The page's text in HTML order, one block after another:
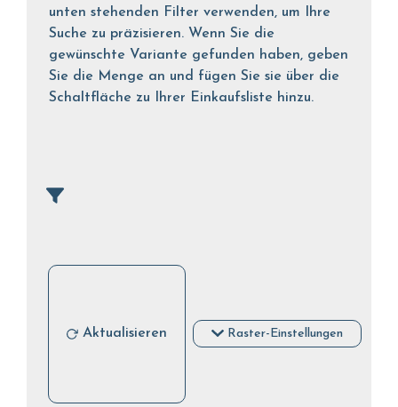
unten stehenden Filter verwenden, um Ihre
Suche zu präzisieren. Wenn Sie die
gewünschte Variante gefunden haben, geben
Sie die Menge an und fügen Sie sie über die
Schaltfläche zu Ihrer Einkaufsliste hinzu.
Aktualisieren Raster-Einstellungen